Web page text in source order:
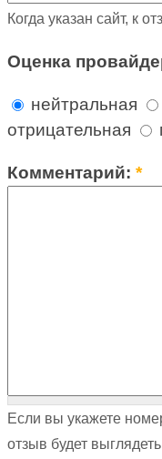
Когда указан сайт, к
Оценка
нейтральная
отрицательная
Комментарий:*
Если вы укажете
отзыв будет